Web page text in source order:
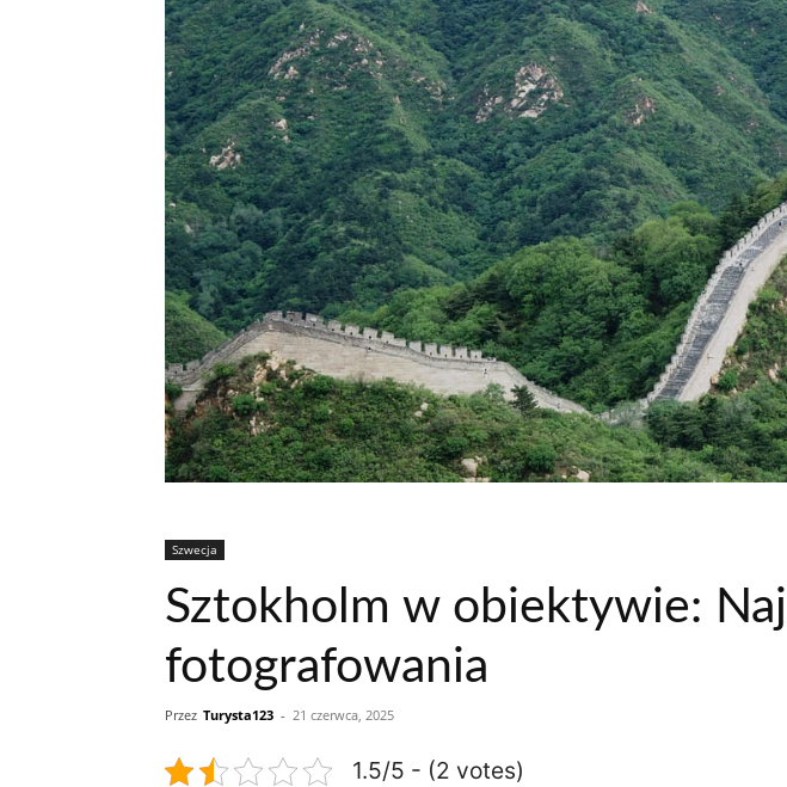
Szwecja
Sztokholm w obiektywie:
fotografowania
Przez Turysta123 - 21 czerwca, 2025
1.5/5 - (2 votes)